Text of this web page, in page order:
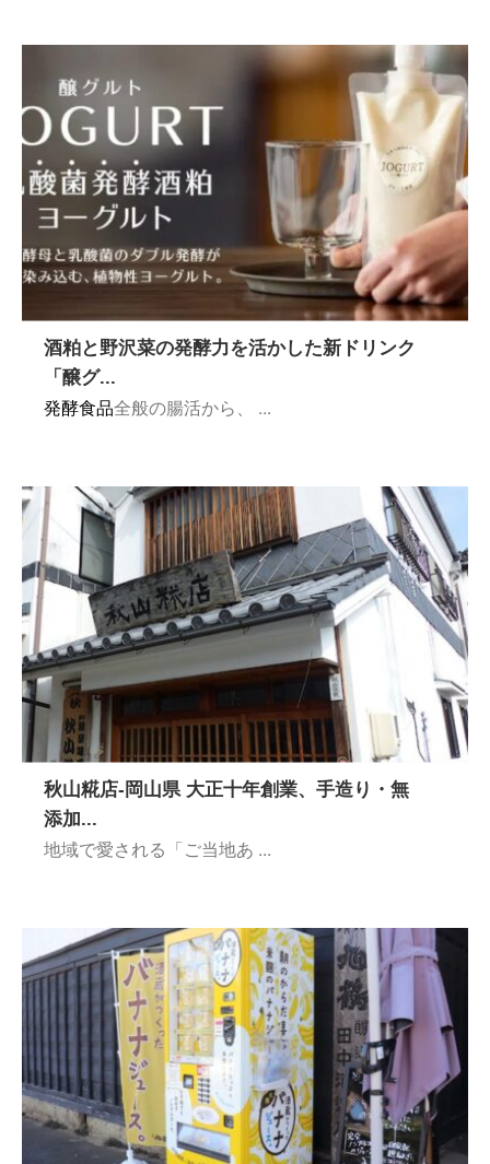
酒粕と野沢菜の発酵力を活かした新ドリンク
「醸グ...
発酵食品全般の腸活から、 ...
秋⼭糀店-岡山県 ⼤正⼗年創業、⼿造り・無
添加...
地域で愛される「ご当地あ ...